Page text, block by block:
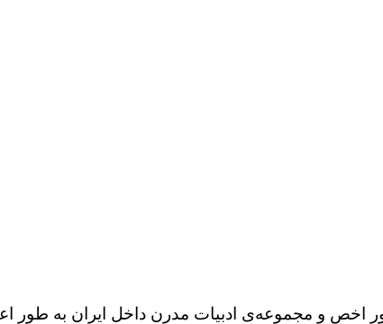
اخص و مجموعه‌ی ادبیات مدرن داخل ایران به طور